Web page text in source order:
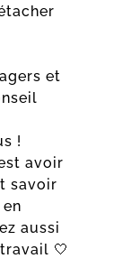
et
!
avoir
savoir
aussi
🤍